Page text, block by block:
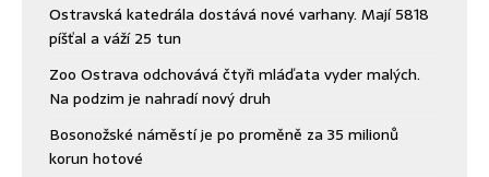
Ostravská katedrála dostává nové varhany. Mají 5818
píšťal a váží 25 tun
Zoo Ostrava odchovává čtyři mláďata vyder malých.
Na podzim je nahradí nový druh
Bosonožské náměstí je po proměně za 35 milionů
korun hotové